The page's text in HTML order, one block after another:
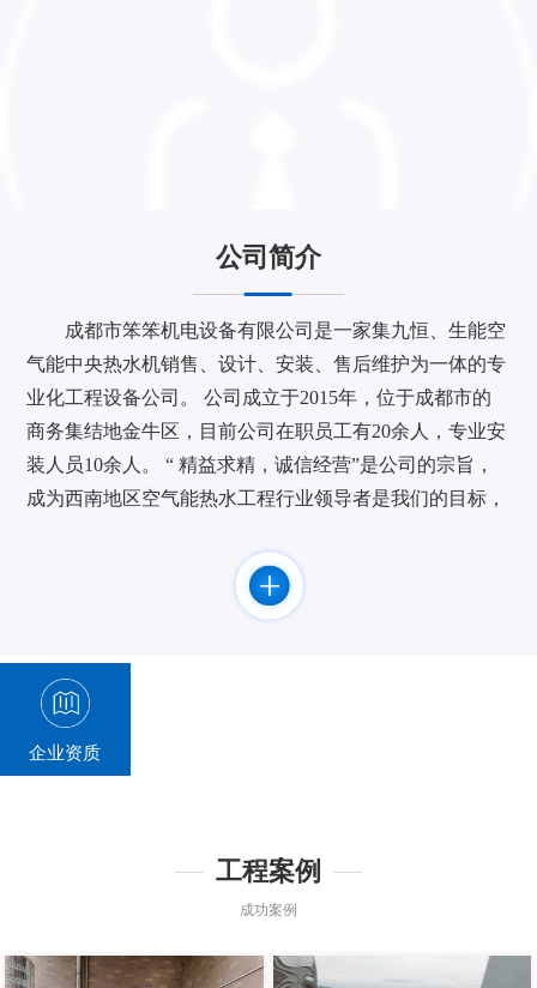
公司简介
成都市笨笨机电设备有限公司是一家集九恒、生能空
气能中央热水机销售、设计、安装、售后维护为一体的专
业化工程设备公司。 公司成立于2015年，位于成都市的
商务集结地金牛区，目前公司在职员工有20余人，专业安
装人员10余人。 “ 精益求精，诚信经营”是公司的宗旨，
成为西南地区空气能热水工程行业领导者是我们的目标，
为您提供节能、舒适、安全的产品和服务。 公司与广东
九恒等知名品牌厂家建立了长期，密切的合作关系。并取
企业资质
工程案例
成功案例